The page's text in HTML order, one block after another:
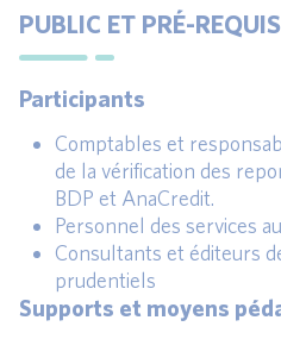
PUBLIC ET PRÉ-REQUIS
Participants
Comptables et
de la vérification des
BDP et AnaCredit.
Personnel des services
Consultants et éditeurs
prudentiels
Supports et moyens